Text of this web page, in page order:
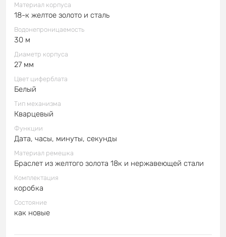
Материал корпуса
18-к желтое золото и сталь
Водонепроницаемость
30 м
Диаметр корпуса
27 мм
Цвет циферблата
Белый
Тип механизма
Кварцевый
Функции
Дата, часы, минуты, секунды
Материал ремешка
Браслет из желтого золота 18к и нержавеющей стали
Комплектация
коробка
Состояние
как новые